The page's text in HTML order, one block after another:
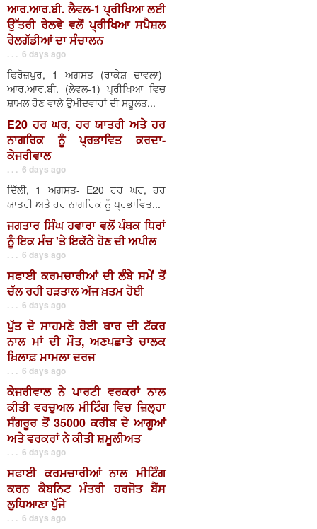
ਆਰ.ਆਰ.ਬੀ. ਲੈਵਲ-1 ਪ੍ਰੀਖਿਆ ਲਈ
ਉੱਤਰੀ ਰੇਲਵੇ ਵਲੋਂ ਪ੍ਰੀਖਿਆ ਸਪੈਸ਼ਲ
ਰੇਲਗੱਡੀਆਂ ਦਾ ਸੰਚਾਲਨ
. . . 6 days ago
ਫਿਰੋਜ਼ਪੁਰ, 1 ਅਗਸਤ (ਰਾਕੇਸ਼ ਚਾਵਲਾ)-
ਆਰ.ਆਰ.ਬੀ. (ਲੇਵਲ-1) ਪ੍ਰੀਖਿਆ ਵਿਚ
ਸ਼ਾਮਲ ਹੋਣ ਵਾਲੇ ਉਮੀਦਵਾਰਾਂ ਦੀ ਸਹੂਲਤ...
E20 ਹਰ ਘਰ, ਹਰ ਯਾਤਰੀ ਅਤੇ ਹਰ
ਨਾਗਰਿਕ ਨੂੰ ਪ੍ਰਭਾਵਿਤ ਕਰਦਾ-
ਕੇਜਰੀਵਾਲ
. . . 6 days ago
ਦਿੱਲੀ, 1 ਅਗਸਤ- E20 ਹਰ ਘਰ, ਹਰ
ਯਾਤਰੀ ਅਤੇ ਹਰ ਨਾਗਰਿਕ ਨੂੰ ਪ੍ਰਭਾਵਿਤ...
ਜਗਤਾਰ ਸਿੰਘ ਹਵਾਰਾ ਵਲੋਂ ਪੰਥਕ ਧਿਰਾਂ
ਨੂੰ ਇਕ ਮੰਚ 'ਤੇ ਇਕੱਠੇ ਹੋਣ ਦੀ ਅਪੀਲ
. . . 6 days ago
ਸਫਾਈ ਕਰਮਚਾਰੀਆਂ ਦੀ ਲੰਬੇ ਸਮੇਂ ਤੋਂ
ਚੱਲ ਰਹੀ ਹੜਤਾਲ ਅੱਜ ਖ਼ਤਮ ਹੋਈ
. . . 6 days ago
ਪੁੱਤ ਦੇ ਸਾਹਮਣੇ ਹੋਈ ਥਾਰ ਦੀ ਟੱਕਰ
ਨਾਲ ਮਾਂ ਦੀ ਮੌਤ, ਅਣਪਛਾਤੇ ਚਾਲਕ
ਖ਼ਿਲਾਫ਼ ਮਾਮਲਾ ਦਰਜ
. . . 6 days ago
ਕੇਜਰੀਵਾਲ ਨੇ ਪਾਰਟੀ ਵਰਕਰਾਂ ਨਾਲ
ਕੀਤੀ ਵਰਚੁਅਲ ਮੀਟਿੰਗ ਵਿਚ ਜ਼ਿਲ੍ਹਾ
ਸੰਗਰੂਰ ਤੋਂ 35000 ਕਰੀਬ ਦੇ ਆਗੂਆਂ
ਅਤੇ ਵਰਕਰਾਂ ਨੇ ਕੀਤੀ ਸ਼ਮੂਲੀਅਤ
. . . 6 days ago
ਸਫਾਈ ਕਰਮਚਾਰੀਆਂ ਨਾਲ ਮੀਟਿੰਗ
ਕਰਨ ਕੈਬਨਿਟ ਮੰਤਰੀ ਹਰਜੋਤ ਬੈਂਸ
ਲੁਧਿਆਣਾ ਪੁੱਜੇ
. . . 6 days ago